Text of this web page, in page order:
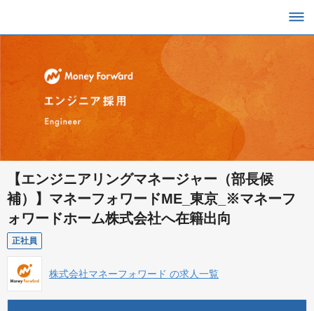
【エンジニアリングマネージャー（部長候
補）】マネーフォワードME_東京_※マネーフ
ォワードホーム株式会社へ在籍出向
正社員
株式会社マネーフォワード の求人一覧